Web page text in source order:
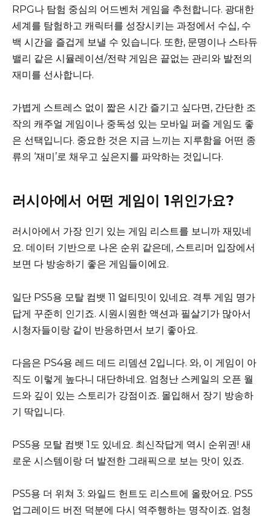
RPG나 탐험 중심의 어드벤처 게임을 추천합니다. 광대한
세계를 탐험하고 캐릭터를 성장시키는 과정에서 수십, 수
백 시간을 즐겁게 보낼 수 있습니다. 또한, 문명이나 스타듀
밸리 같은 시뮬레이션/전략 게임은 끝없는 관리와 발전의
재미를 선사합니다.
가볍게 스트레스 없이 짧은 시간 즐기고 싶다면, 간단한 조
작의 캐주얼 게임이나 중독성 있는 모바일 퍼즐 게임도 좋
은 선택입니다. 중요한 것은 지금 느끼는 지루함을 어떤 종
류의 ‘재미’로 채우고 싶은지를 파악하는 것입니다.
러시아에서 어떤 게임이 1위인가요?
러시아에서 가장 인기 있는 게임 리스트를 보니까 재밌네
요. 데이터 기반으로 나온 순위 같은데, 스트리머 입장에서
보면 다 방송하기 좋은 게임들이에요.
일단 PS5용 모탈 컴뱃 11 얼티밋이 있네요. 격투 게임 명가
답게 꾸준히 인기죠. 시원시원한 액션과 필살기가 많아서
시청자들이랑 같이 반응하면서 보기 좋아요.
다음은 PS4용 레드 데드 리뎀션 2입니다. 와, 이 게임이 아
직도 이렇게 높다니 대단하네요. 엄청난 스케일의 오픈 월
드와 깊이 있는 스토리가 강점이죠. 몰입해서 장기 방송하
기 딱입니다.
PS5용 모탈 컴뱃 1도 있네요. 최신작답게 역시 순위권! 새
로운 시스템이랑 더 발전한 그래픽으로 보는 맛이 있죠.
PS5용 더 위쳐 3: 와일드 헌트도 리스트에 올랐어요. PS5
업그레이드 버전 덕분에 다시 역주행하는 명작이죠. 엄청